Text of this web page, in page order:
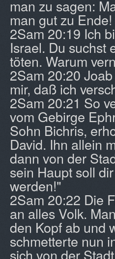
man zu sagen:
man gut zu Ende!
2Sam 20:19 Ich
Israel. Du suchst
töten. Warum
2Sam 20:20
mir, daß ich
2Sam 20:21 So
vom Gebirge
Sohn Bichris,
David. Ihn allein
dann von der
sein Haupt soll
werden!"
2Sam 20:22 Die
an alles Volk.
den Kopf ab und
schmetterte nun
sich von der